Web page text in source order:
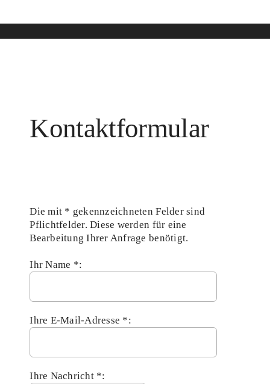
Kontaktformular
Die mit * gekennzeichneten Felder sind
Pflichtfelder. Diese werden für eine
Bearbeitung Ihrer Anfrage benötigt.
Ihr Name *:
Ihre E-Mail-Adresse *:
Ihre Nachricht *: